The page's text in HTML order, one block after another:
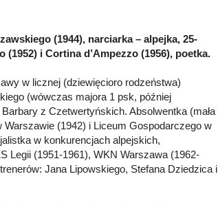
(1944), narciarka – alpejka, 25-
i Cortina d’Ampezzo (1956), poetka.
w licznej (dziewięcioro rodzeństwa)
(wówczas majora 1 psk, później
z Czetwertyńskich. Absolwentka (mała
(1942) i Liceum Gospodarczego w
w konkurencjach alpejskich,
Legii (1951-1961), WKN Warszawa (1962-
Jana Lipowskiego, Stefana Dziedzica i